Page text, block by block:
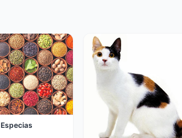
Especias